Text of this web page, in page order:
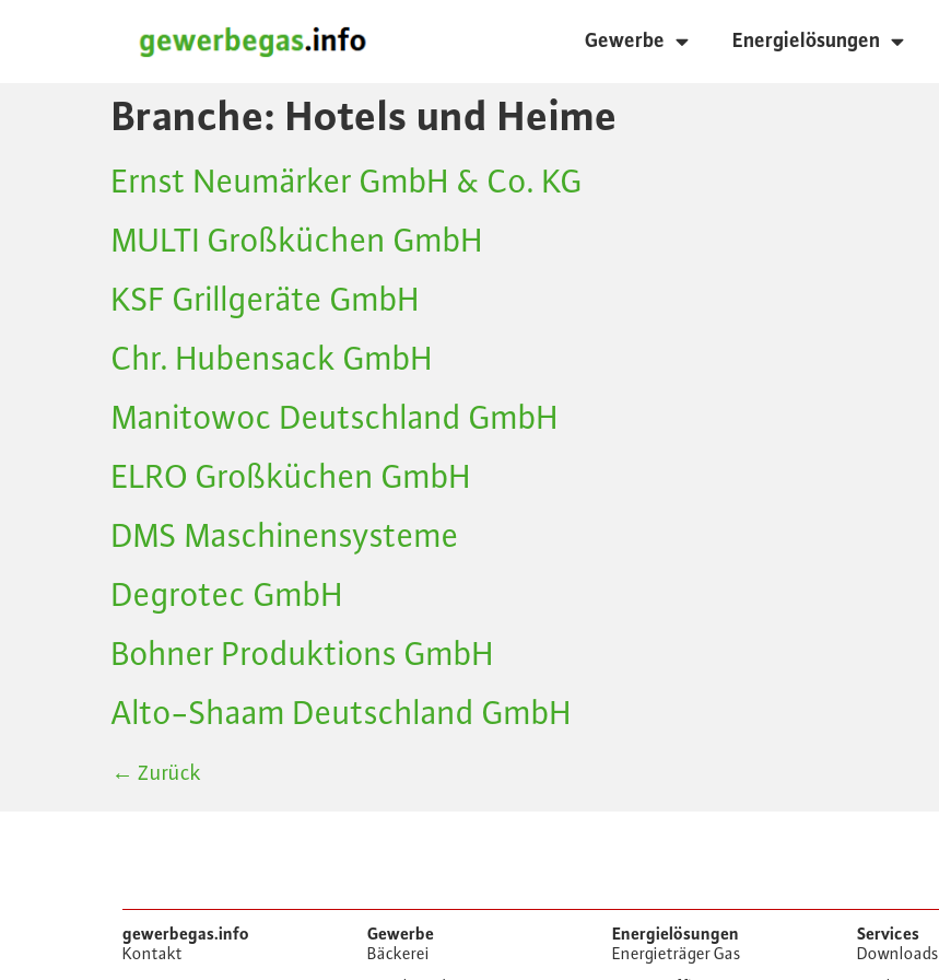
Gewerbe Energielösungen
Branche: Hotels und Heime
Ernst Neumärker GmbH & Co. KG
MULTI Großküchen GmbH
KSF Grillgeräte GmbH
Chr. Hubensack GmbH
Manitowoc Deutschland GmbH
ELRO Großküchen GmbH
DMS Maschinensysteme
Degrotec GmbH
Bohner Produktions GmbH
Alto-Shaam Deutschland GmbH
← Zurück
gewerbegas.info
Kontakt
Gewerbe
Bäckerei
Energielösungen
Energieträger Gas
Services
Downloads